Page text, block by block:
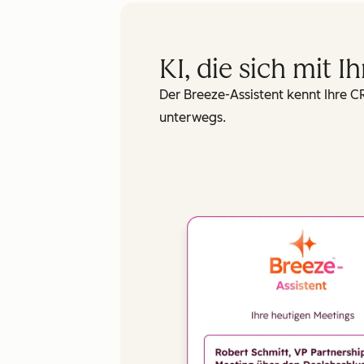
KI, die sich mit
Der Breeze-Assistent kennt Ihre
unterwegs.